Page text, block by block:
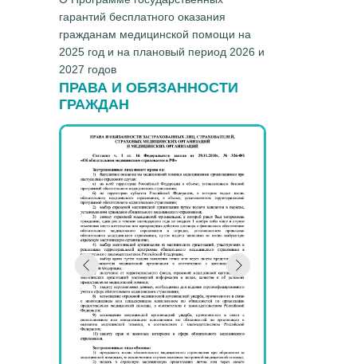
гарантий бесплатного оказания
гражданам медицинской помощи на
2025 год и на плановый период 2026 и
2027 годов
ПРАВА И ОБЯЗАННОСТИ
ГРАЖДАН